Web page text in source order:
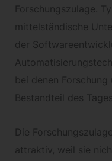
Forschungszulage.
mittelständische
der
bei denen
Bestandteil des
Die
attraktiv, weil sie